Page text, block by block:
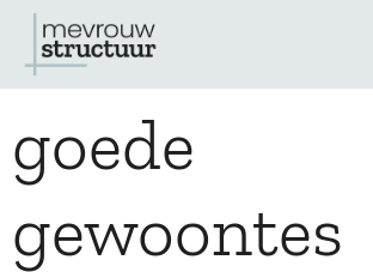
naar
inhoud
goede
gewoontes